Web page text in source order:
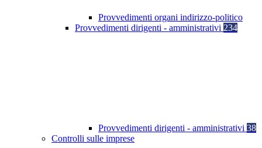
Provvedimenti organi indirizzo-politico
Provvedimenti dirigenti - amministrativi 234
Provvedimenti dirigenti - amministrativi 38
Controlli sulle imprese